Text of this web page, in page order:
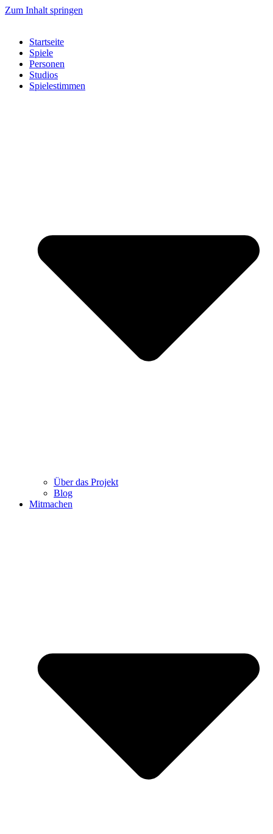
Zum Inhalt springen
Startseite
Spiele
Personen
Studios
Spielestimmen
Über das Projekt
Blog
Mitmachen